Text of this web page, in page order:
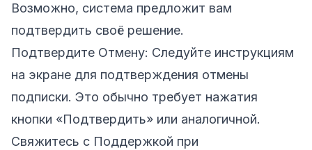
Возможно, система предложит вам
подтвердить своё решение.
Подтвердите Отмену: Следуйте инструкциям
на экране для подтверждения отмены
подписки. Это обычно требует нажатия
кнопки «Подтвердить» или аналогичной.
Свяжитесь с Поддержкой при